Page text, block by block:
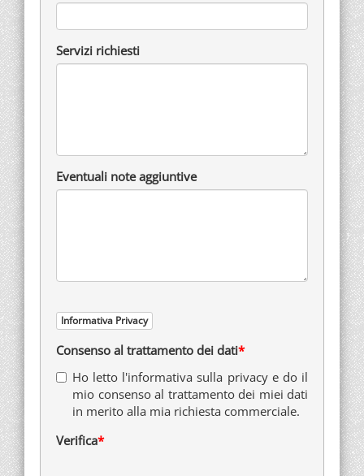
Servizi richiesti
Eventuali note aggiuntive
Informativa Privacy
Consenso al trattamento dei dati
Ho letto l'informativa sulla privacy e do il
mio consenso al trattamento dei miei dati
in merito alla mia richiesta commerciale.
Verifica